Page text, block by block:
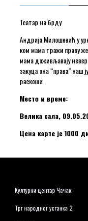
Театар на брду
Андрија Милошевић у
ком мама тражи праву
мама доживљавају
закуца она “права” наш
раскоши.
Место и време:
Велика сала,
Цена карте је 1000
Културни центар Чачак
Трг народног устанка 2